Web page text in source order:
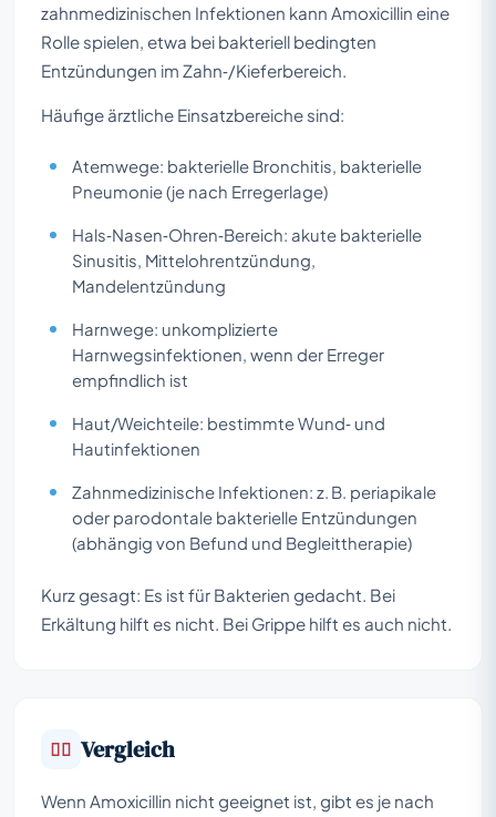
zahnmedizinischen Infektionen kann Amoxicillin eine
Rolle spielen, etwa bei bakteriell bedingten
Entzündungen im Zahn‑/Kieferbereich.
Häufige ärztliche Einsatzbereiche sind:
Atemwege: bakterielle Bronchitis, bakterielle
Pneumonie (je nach Erregerlage)
Hals‑Nasen‑Ohren‑Bereich: akute bakterielle
Sinusitis, Mittelohrentzündung,
Mandelentzündung
Harnwege: unkomplizierte
Harnwegsinfektionen, wenn der Erreger
empfindlich ist
Haut/Weichteile: bestimmte Wund‑ und
Hautinfektionen
Zahnmedizinische Infektionen: z. B. periapikale
oder parodontale bakterielle Entzündungen
(abhängig von Befund und Begleittherapie)
Kurz gesagt: Es ist für Bakterien gedacht. Bei
Erkältung hilft es nicht. Bei Grippe hilft es auch nicht.
Vergleich
Wenn Amoxicillin nicht geeignet ist, gibt es je nach